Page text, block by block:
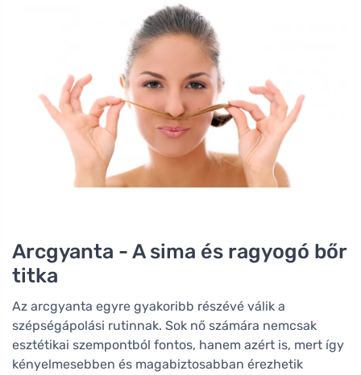
Arcgyanta - A sima és ragyogó bőr
titka
Az arcgyanta egyre gyakoribb részévé válik a
szépségápolási rutinnak. Sok nő számára nemcsak
esztétikai szempontból fontos, hanem azért is, mert így
kényelmesebben és magabiztosabban érezhetik